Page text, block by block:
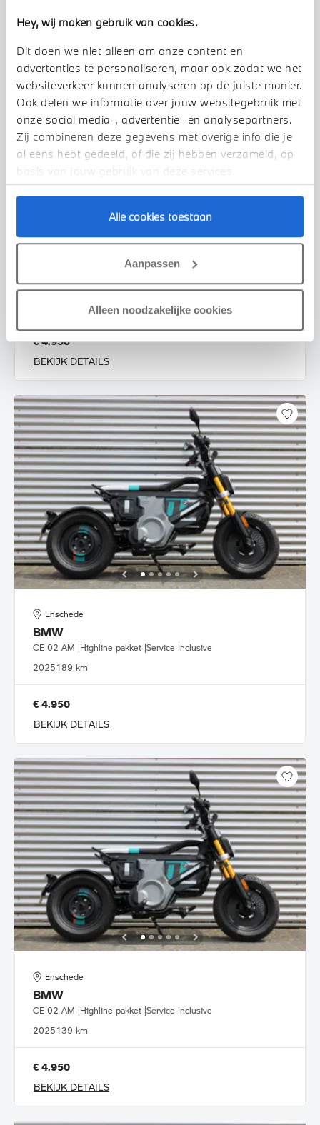
Hey, wij maken gebruik van cookies.
Dit doen we niet alleen om onze content en
advertenties te personaliseren, maar ook zodat we het
websiteverkeer kunnen analyseren op de juiste manier.
Ook delen we informatie over jouw websitegebruik met
onze social media-, advertentie- en analysepartners.
Zij combineren deze gegevens met overige info die je
al eens hebt gedeeld, of die zij hebben verzameld, op
basis van jouw gebruik van deze services.
Alle cookies toestaan
Aanpassen
Alleen noodzakelijke cookies
CE 02 AM |Highline pakket |Service Inclusive
€ 4.950
BEKIJK DETAILS
Enschede
BMW
CE 02 AM |Highline pakket |Service Inclusive
2025189 km
€ 4.950
BEKIJK DETAILS
Enschede
BMW
CE 02 AM |Highline pakket |Service Inclusive
2025139 km
€ 4.950
BEKIJK DETAILS